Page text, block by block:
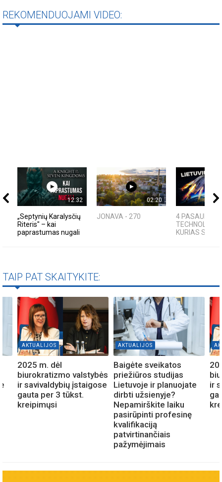
REKOMENDUOJAMI VIDEO:
12:32
„Septynių Karalysčių
Riteris" – kai
paprastumas nugali
02:20
JONAVA - 270
4 PASAULINĖS
KURIAS
TAIP PAT SKAITYKITE:
AKTUALIJOS
2025 m. dėl
biurokratizmo valstybės
ir savivaldybių įstaigose
gauta per 3 tūkst.
kreipimųsi
AKTUALIJOS
Baigėte sveikatos
priežiūros studijas
Lietuvoje ir planuojate
dirbti užsienyje?
Nepamirškite laiku
pasirūpinti profesinę
kvalifikaciją
patvirtinančiais
pažymėjimais
ir